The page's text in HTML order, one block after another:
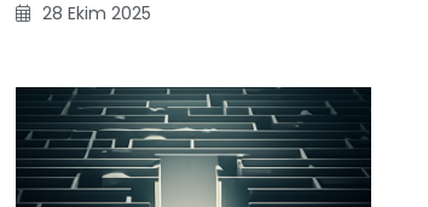
28 Ekim 2025